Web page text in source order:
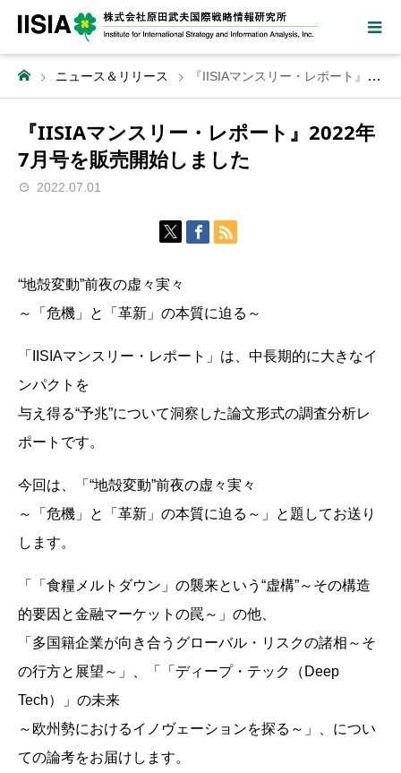
ニュース＆リリース 『IISIAマンスリー・レポート』2022年7月号を販売開始しました
『IISIAマンスリー・レポート』2022年
7月号を販売開始しました
2022.07.01
“地殻変動”前夜の虚々実々
～「危機」と「革新」の本質に迫る～
「IISIAマンスリー・レポート」は、中長期的に大きなイ
ンパクトを
与え得る“予兆”について洞察した論文形式の調査分析レ
ポートです。
今回は、「“地殻変動”前夜の虚々実々
～「危機」と「革新」の本質に迫る～」と題してお送り
します。
「「食糧メルトダウン」の襲来という“虚構”～その構造
的要因と金融マーケットの罠～」の他、
「多国籍企業が向き合うグローバル・リスクの諸相～そ
の行方と展望～」、「「ディープ・テック（Deep
Tech）」の未来
～欧州勢におけるイノヴェーションを探る～」、につい
ての論考をお届けします。